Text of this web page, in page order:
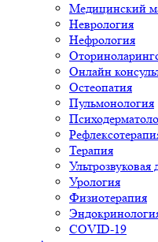
Медицинский
Неврология
Нефрология
Онлайн
Остеопатия
Пульмонология
Терапия
Ультрозвуковая
Урология
Физиотерапия
COVID-19